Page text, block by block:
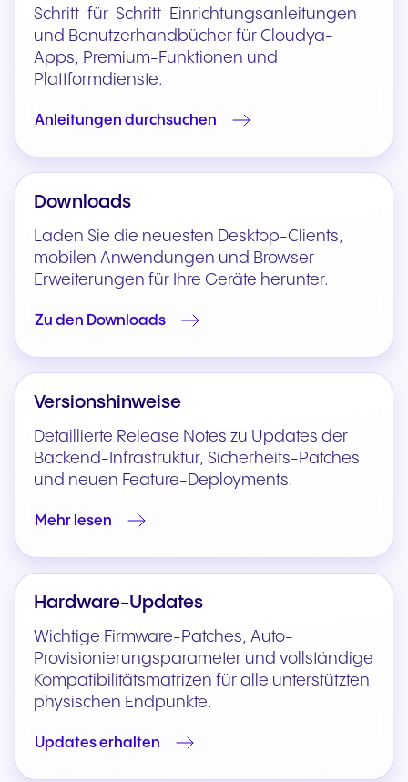
Schritt-für-Schritt-Einrichtungsanleitungen
und Benutzerhandbücher für Cloudya-
Apps, Premium-Funktionen und
Plattformdienste.
Anleitungen durchsuchen
Downloads
Laden Sie die neuesten Desktop-Clients,
mobilen Anwendungen und Browser-
Erweiterungen für Ihre Geräte herunter.
Zu den Downloads
Versionshinweise
Detaillierte Release Notes zu Updates der
Backend-Infrastruktur, Sicherheits-Patches
und neuen Feature-Deployments.
Mehr lesen
Hardware-Updates
Wichtige Firmware-Patches, Auto-
Provisionierungsparameter und vollständige
Kompatibilitätsmatrizen für alle unterstützten
physischen Endpunkte.
Updates erhalten